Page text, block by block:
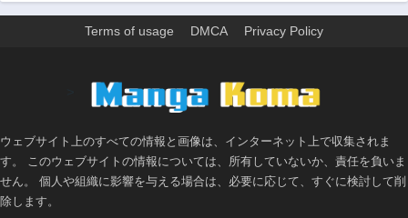
Terms of usage DMCA Privacy Policy
ウェブサイト上のすべての情報と画像は、インターネット上で収集されま
す。 このウェブサイトの情報については、所有していないか、責任を負いま
せん。 個人や組織に影響を与える場合は、必要に応じて、すぐに検討して削
除します。